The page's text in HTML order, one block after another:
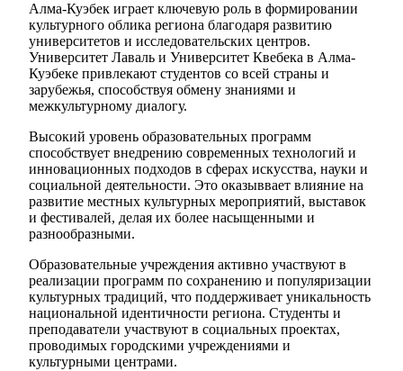
Алма-Куэбек играет ключевую роль в формировании
культурного облика региона благодаря развитию
университетов и исследовательских центров.
Университет Лаваль и Университет Квебека в Алма-
Куэбеке привлекают студентов со всей страны и
зарубежья, способствуя обмену знаниями и
межкультурному диалогу.
Высокий уровень образовательных программ
способствует внедрению современных технологий и
инновационных подходов в сферах искусства, науки и
социальной деятельности. Это оказыввает влияние на
развитие местных культурных мероприятий, выставок
и фестивалей, делая их более насыщенными и
разнообразными.
Образовательные учреждения активно участвуют в
реализации программ по сохранению и популяризации
культурных традиций, что поддерживает уникальность
национальной идентичности региона. Студенты и
преподаватели участвуют в социальных проектах,
проводимых городскими учреждениями и
культурными центрами.